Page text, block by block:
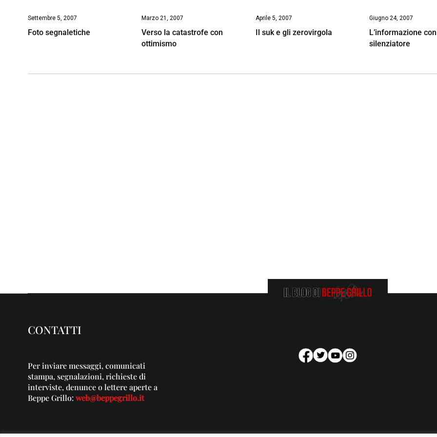
Settembre 5, 2007
Foto segnaletiche
Marzo 21, 2007
Verso la catastrofe con
ottimismo
Aprile 5, 2007
Il suk e gli zerovirgola
Giugno 24, 2007
L’informazione
silenziatore
CONTATTI
Per inviare messaggi, comunicati
stampa, segnalazioni, richieste di
interviste, denunce o lettere aperte a
Beppe Grillo:web@beppegrillo.it